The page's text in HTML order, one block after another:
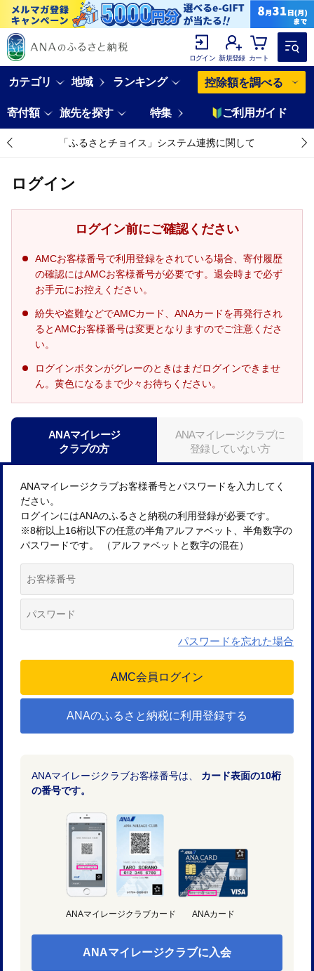
ログイン 新規登録 カート
カテゴリ 地域 ランキング 控除額を調べる
寄付額 旅先を探す 特集 ご利用ガイド
「ふるさとチョイス」システム連携に関して
ログイン
ログイン前にご確認ください
AMCお客様番号で利用登録をされている場合、寄付履歴
の確認にはAMCお客様番号が必要です。退会時まで必ず
お手元にお控えください。
紛失や盗難などでAMCカード、ANAカードを再発行され
るとAMCお客様番号は変更となりますのでご注意くださ
い。
ログインボタンがグレーのときはまだログインできませ
ん。黄色になるまで少々お待ちください。
ANAマイレージ
クラブの方
ANAマイレージクラブに
登録していない方
ANAマイレージクラブお客様番号とパスワードを入力してく
ださい。
ログインにはANAのふるさと納税の利用登録が必要です。
※8桁以上16桁以下の任意の半角アルファベット、半角数字の
パスワードです。 （アルファベットと数字の混在）
パスワードを忘れた場合
ANAのふるさと納税に利用登録する
ANAマイレージクラブお客様番号は、 カード表面の10桁
の番号です。
ANAマイレージクラブカード ANAカード
ANAマイレージクラブに入会